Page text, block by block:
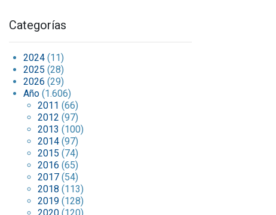
Categorías
2024 (11)
2025 (28)
2026 (29)
Año (1.606)
2011 (66)
2012 (97)
2013 (100)
2014 (97)
2015 (74)
2016 (65)
2017 (54)
2018 (113)
2019 (128)